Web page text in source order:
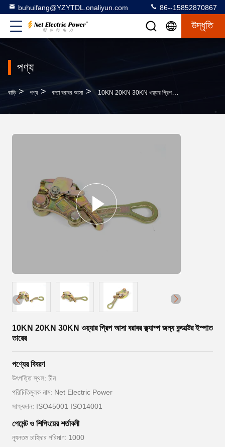
buhuifang@YZYTDL.onaliyun.com 86--15852870867
উদ্ধৃতি
পণ্য
বাড়ি > পণ্য > বাতা বরাবর আসা > 10KN 20KN 30KN ওয়্যার গ্রিপ আসা বরাবর ক্ল্যাম্প জন্য কন্ডাক্টর ইস্পাত তারের
10KN 20KN 30KN ওয়্যার গ্রিপ আসা বরাবর ক্ল্যাম্প জন্য কন্ডাক্টর ইস্পাত
তারের
পণ্যের বিবরণ
উৎপত্তি স্থল: চীন
পরিচিতিমুলক নাম: Net Electric Power
সাক্ষ্যদান: ISO45001 ISO14001
পেমেন্ট ও শিপিংয়ের শর্তাবলী
ন্যূনতম চাহিদার পরিমাণ: 1000